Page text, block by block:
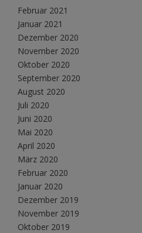
Februar 2021
Januar 2021
Dezember 2020
November 2020
Oktober 2020
September 2020
August 2020
Juli 2020
Juni 2020
Mai 2020
April 2020
März 2020
Februar 2020
Januar 2020
Dezember 2019
November 2019
Oktober 2019